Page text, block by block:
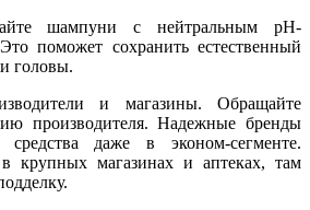
шампуни с нейтральным pH-
поможет сохранить естественный
головы.
и магазины. Обращайте
производителя. Надежные бренды
средства даже в эконом-сегменте.
в крупных магазинах и аптеках, там